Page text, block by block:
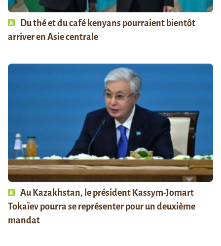
Du thé et du café kenyans pourraient bientôt
arriver en Asie centrale
Au Kazakhstan, le président Kassym-Jomart
Tokaïev pourra se représenter pour un deuxième
mandat